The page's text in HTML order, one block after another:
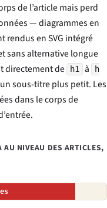
de l’article mais perd
— diagrammes en
rendus en SVG intégré
sans alternative longue
directement de
h1 à
h
sous-titre plus petit. Les
dans le corps de
AU NIVEAU DES ARTICLES,